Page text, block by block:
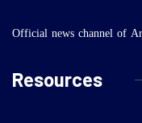
Official news channel of
Resources